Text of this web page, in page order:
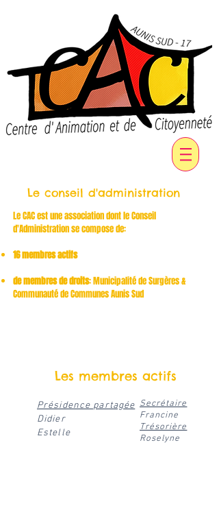
Le conseil d'administration
Le CAC est une association dont le Conseil
d'Administration se compose de:
16 membres actifs
de membres de droits: Municipalité de Surgères &
Communauté de Communes Aunis Sud
Les membres actifs
Présidence partagée
Didier
Estelle
Secrétaire
Francine
Trésorière
Roselyne